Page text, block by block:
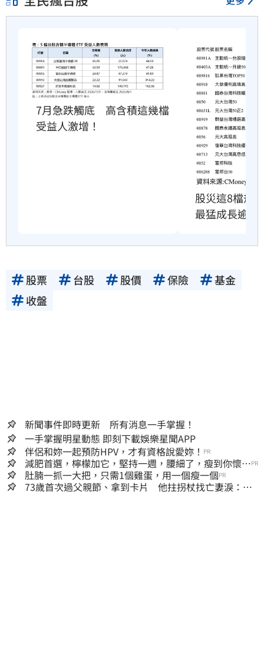
7月急跌觸底　高含積這幾檔
受益人激增！
股災這8檔規
最猛成長逾
股票 台股 股價 保險
基金
收盤
新聞事件即時更新 所有消息一手掌握！
一手掌握明星動態 即刻下載娛樂星聞APP
伴侶和妳一起預防HPV，才有資格說愛妳！ PR
減肥首選，檸檬加它，堅持一週，腰細了，瘦到你懷疑
人生
PR
肚腩一抓一大把，只需1個雞蛋，用一個瘦一個PR
73歲首次過父親節、拿到卡片 他拄拐杖找亡妻淚：今